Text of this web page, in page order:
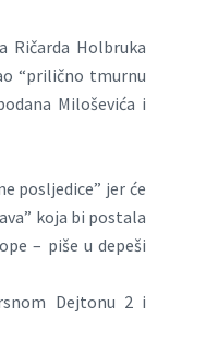
Ričarda Holbruka
“prilično tmurnu
Miloševića i
posljedice” jer će
koja bi postala
– piše u depeši
Dejtonu 2 i